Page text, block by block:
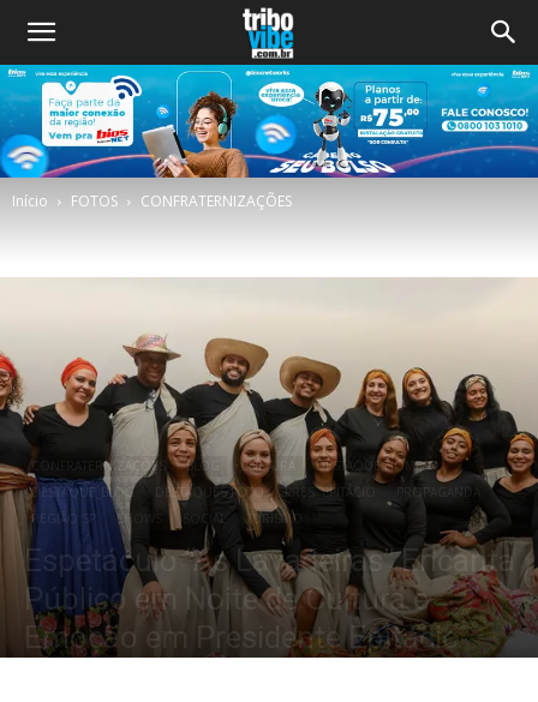
Início FOTOS CONFRATERNIZAÇÕES
CONFRATERNIZAÇÕES BLOG CULTURA
DESTAQUE HOME
DESTAQUE_BLOG
DESTAQUES FOTO PRES. EPITÁCIO
PROPAGANDA
REGIÃO SP
SHOWS SOCIAL TURÍSMO
Espetáculo “As Lavadeiras” Encanta
Público em Noite de Cultura e
Emoção em Presidente Epitácio